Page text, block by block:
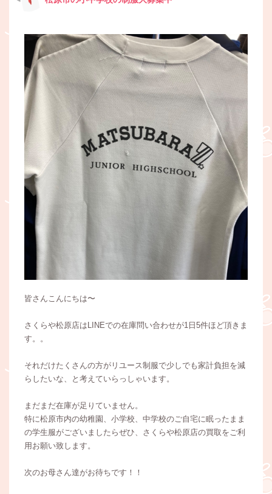
皆さんこんにちは〜
さくらや松原店はLINEでの在庫問い合わせが1日5件ほど頂きま
す。。
それだけたくさんの方がリユース制服で少しでも家計負担を減
らしたいな、と考えていらっしゃいます。
まだまだ在庫が足りていません。
特に松原市内の幼稚園、小学校、中学校のご自宅に眠ったまま
の学生服がございましたらぜひ、さくらや松原店の買取をご利
用お願い致します。
次のお母さん達がお待ちです！！